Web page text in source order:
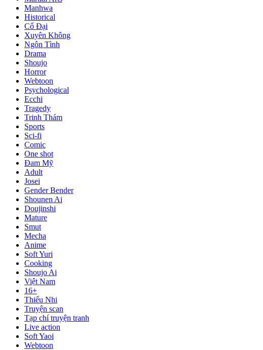
Manhwa
Historical
Cổ Đại
Xuyên Không
Ngôn Tình
Drama
Shoujo
Horror
Webtoon
Psychological
Ecchi
Tragedy
Trinh Thám
Sports
Sci-fi
Comic
One shot
Đam Mỹ
Adult
Josei
Gender Bender
Shounen Ai
Doujinshi
Mature
Smut
Mecha
Anime
Soft Yuri
Cooking
Shoujo Ai
Việt Nam
16+
Thiếu Nhi
Truyện scan
Tạp chí truyện tranh
Live action
Soft Yaoi
Webtoon